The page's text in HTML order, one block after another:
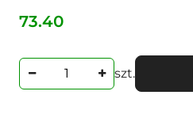
Cena:
73.40
szt.